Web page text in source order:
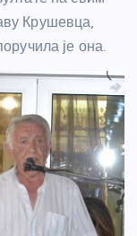
Крушевца,
је она.